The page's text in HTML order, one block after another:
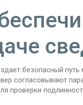
безопасный
согласовывают
проверки